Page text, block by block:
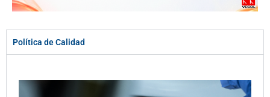
Política de Calidad